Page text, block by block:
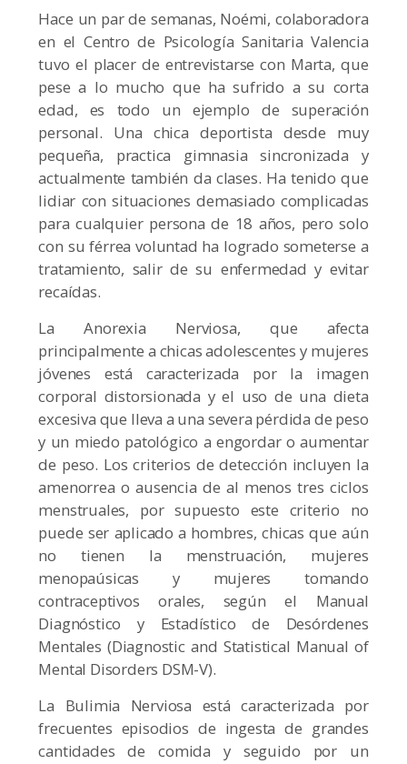
Hace un par de semanas, Noémi, colaboradora
en el Centro de Psicología Sanitaria Valencia
tuvo el placer de entrevistarse con Marta, que
pese a lo mucho que ha sufrido a su corta
edad, es todo un ejemplo de superación
personal. Una chica deportista desde muy
pequeña, practica gimnasia sincronizada y
actualmente también da clases. Ha tenido que
lidiar con situaciones demasiado complicadas
para cualquier persona de 18 años, pero solo
con su férrea voluntad ha logrado someterse a
tratamiento, salir de su enfermedad y evitar
recaídas.
La Anorexia Nerviosa, que afecta
principalmente a chicas adolescentes y mujeres
jóvenes está caracterizada por la imagen
corporal distorsionada y el uso de una dieta
excesiva que lleva a una severa pérdida de peso
y un miedo patológico a engordar o aumentar
de peso. Los criterios de detección incluyen la
amenorrea o ausencia de al menos tres ciclos
menstruales, por supuesto este criterio no
puede ser aplicado a hombres, chicas que aún
no tienen la menstruación, mujeres
menopaúsicas y mujeres tomando
contraceptivos orales, según el Manual
Diagnóstico y Estadístico de Desórdenes
Mentales (Diagnostic and Statistical Manual of
Mental Disorders DSM-V).
La Bulimia Nerviosa está caracterizada por
frecuentes episodios de ingesta de grandes
cantidades de comida y seguido por un